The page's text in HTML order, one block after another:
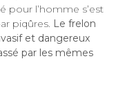
pour l’homme s’est
piqûres. Le frelon
et dangereux
par les mêmes